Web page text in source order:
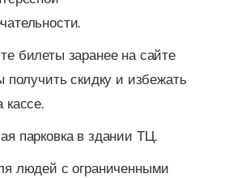
билеты заранее на сайте
получить скидку и избежать
кассе.
парковка в здании ТЦ.
людей с ограниченными